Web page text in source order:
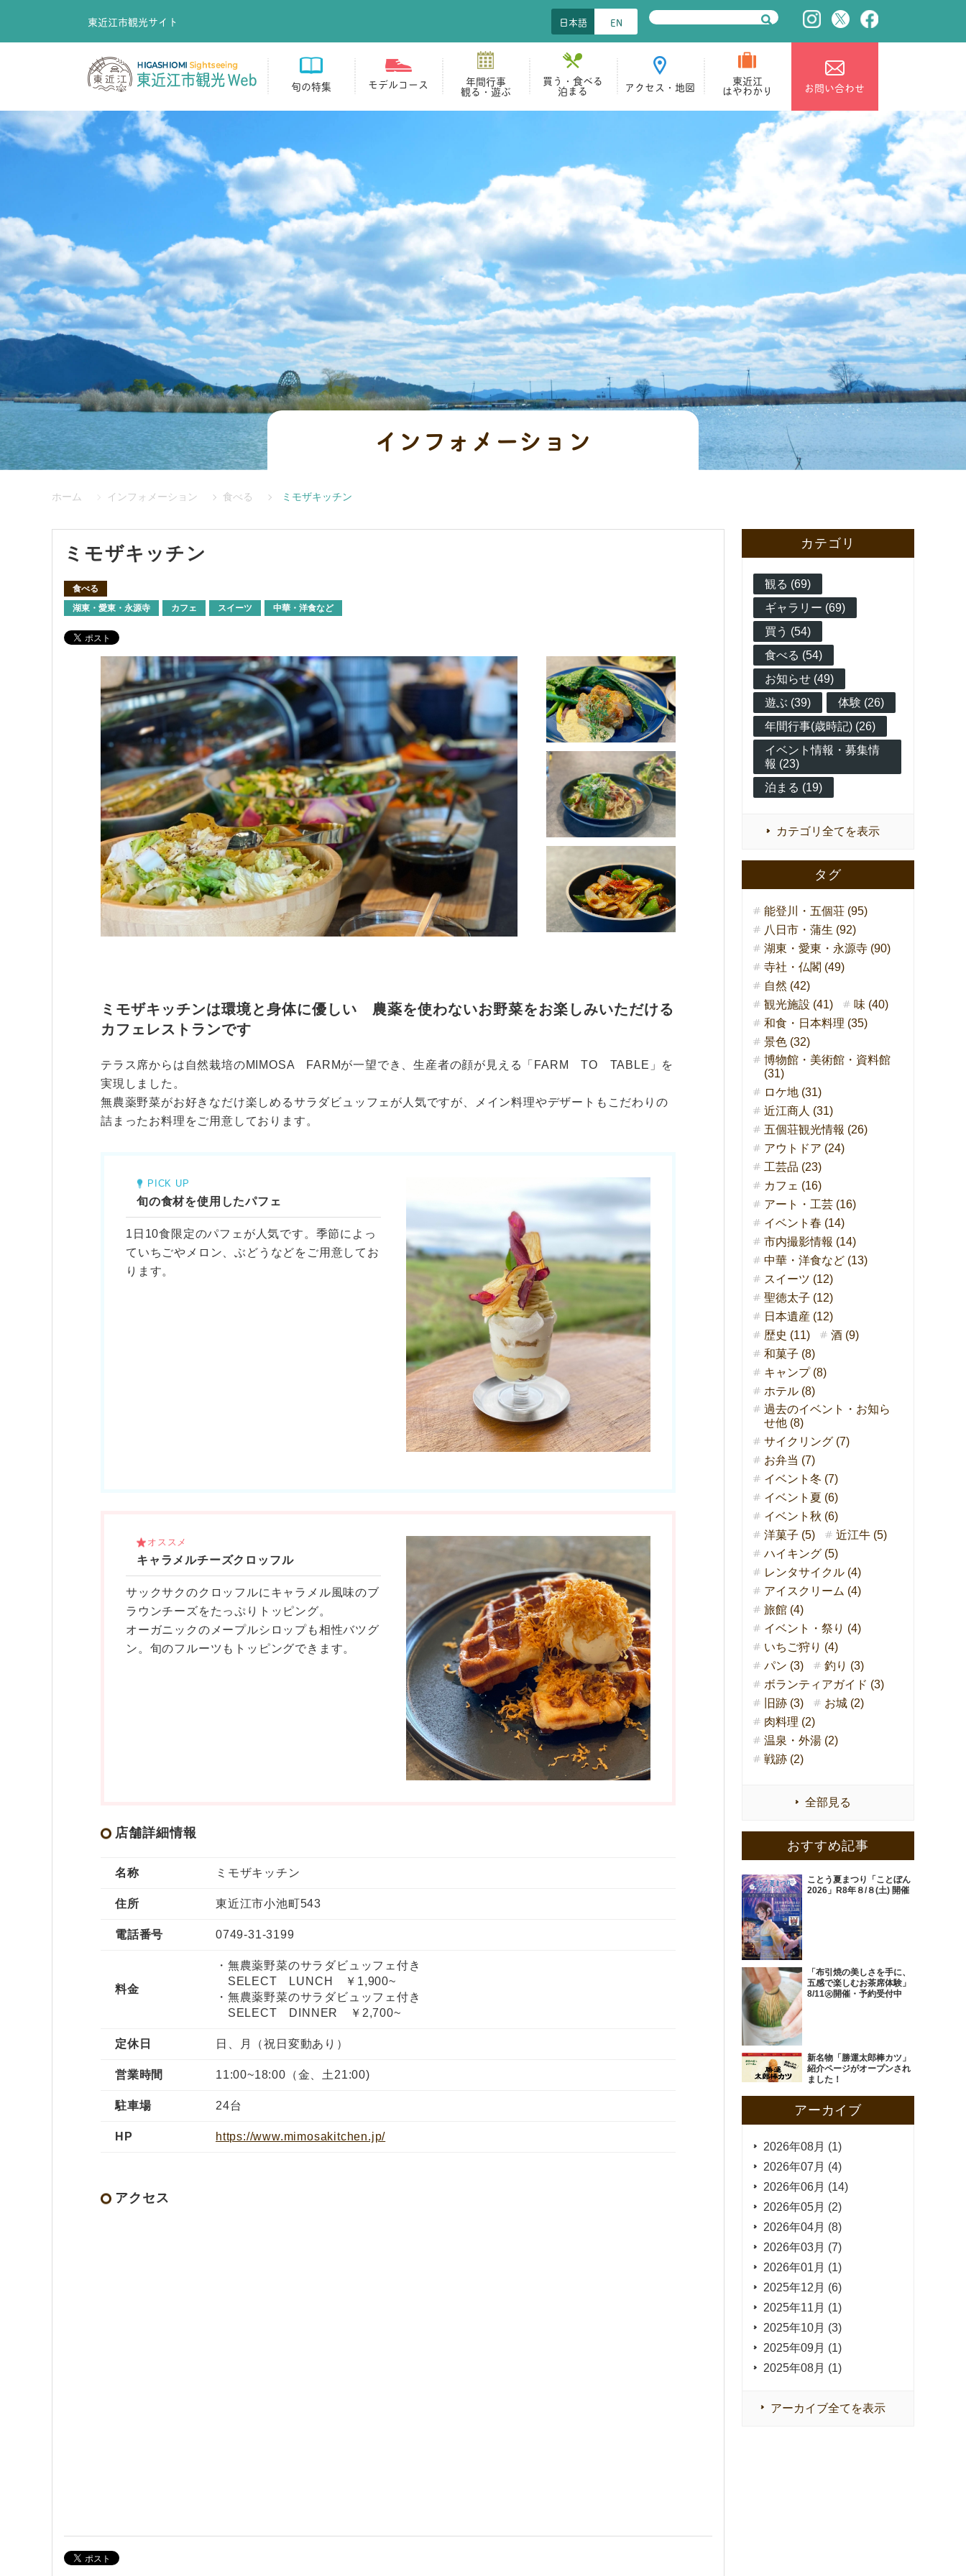
東近江市観光サイト 日本語 EN
旬の特集 モデルコース 年間行事
観る・遊ぶ
買う・食べる
泊まる アクセス・地図 東近江
はやわかり お問い合わせ
インフォメーション
ホーム インフォメーション 食べる ミモザキッチン
ミモザキッチン
食べる
湖東・愛東・永源寺
カフェ スイーツ 中華・洋食など
ミモザキッチンは環境と身体に優しい 農薬を使わないお野菜をお楽しみいただける
カフェレストランです
テラス席からは自然栽培のMIMOSA FARMが一望でき、生産者の顔が見える「FARM TO TABLE」を
実現しました。
無農薬野菜がお好きなだけ楽しめるサラダビュッフェが人気ですが、メイン料理やデザートもこだわりの
詰まったお料理をご用意しております。
PICK UP
旬の食材を使用したパフェ
1日10食限定のパフェが人気です。季節によっ
ていちごやメロン、ぶどうなどをご用意してお
ります。
オススメ
キャラメルチーズクロッフル
サックサクのクロッフルにキャラメル風味のブ
ラウンチーズをたっぷりトッピング。
オーガニックのメープルシロップも相性バツグ
ン。旬のフルーツもトッピングできます。
店舗詳細情報
名称 ミモザキッチン
住所 東近江市小池町543
電話番号 0749-31-3199
料金
・無農薬野菜のサラダビュッフェ付き
SELECT LUNCH ￥1,900~
・無農薬野菜のサラダビュッフェ付き
SELECT DINNER ￥2,700~
定休日 日、月（祝日変動あり）
営業時間 11:00~18:00（金、土21:00)
駐車場 24台
HP https://www.mimosakitchen.jp/
アクセス
カテゴリ
観る (69)
ギャラリー (69)
買う (54)
食べる (54)
お知らせ (49)
遊ぶ (39)
体験 (26)
年間行事(歳時記) (26)
イベント情報・募集情
報 (23)
泊まる (19)
カテゴリ全てを表示
タグ
能登川・五個荘 (95)
八日市・蒲生 (92)
湖東・愛東・永源寺 (90)
寺社・仏閣 (49)
自然 (42)
観光施設 (41)
味 (40)
和食・日本料理 (35)
景色 (32)
博物館・美術館・資料館
(31)
ロケ地 (31)
近江商人 (31)
五個荘観光情報 (26)
アウトドア (24)
工芸品 (23)
カフェ (16)
アート・工芸 (16)
イベント春 (14)
市内撮影情報 (14)
中華・洋食など (13)
スイーツ (12)
聖徳太子 (12)
日本遺産 (12)
歴史 (11)
酒 (9)
和菓子 (8)
キャンプ (8)
ホテル (8)
過去のイベント・お知ら
せ他 (8)
サイクリング (7)
お弁当 (7)
イベント冬 (7)
イベント夏 (6)
イベント秋 (6)
洋菓子 (5)
近江牛 (5)
ハイキング (5)
レンタサイクル (4)
アイスクリーム (4)
旅館 (4)
イベント・祭り (4)
いちご狩り (4)
パン (3)
釣り (3)
ボランティアガイド (3)
旧跡 (3)
お城 (2)
肉料理 (2)
温泉・外湯 (2)
戦跡 (2)
全部見る
おすすめ記事
ことう夏まつり「ことぼん
2026」R8年８/８(土) 開催
「布引焼の美しさを手に、
五感で楽しむお茶席体験」
8/11㊋開催・予約受付中
新名物「勝運太郎棒カツ」
紹介ページがオープンされ
ました！
アーカイブ
2026年08月 (1)
2026年07月 (4)
2026年06月 (14)
2026年05月 (2)
2026年04月 (8)
2026年03月 (7)
2026年01月 (1)
2025年12月 (6)
2025年11月 (1)
2025年10月 (3)
2025年09月 (1)
2025年08月 (1)
アーカイブ全てを表示